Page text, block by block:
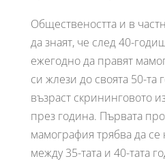
Обществеността и в
да знаят, че след 40-
ежегодно да правят
си жлези до своята 50-
възраст скрининговото
през година. Първата
мамография трябва да
между 35-тата и 40-тата